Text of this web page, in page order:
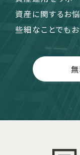
資産に関するお
些細なことでも